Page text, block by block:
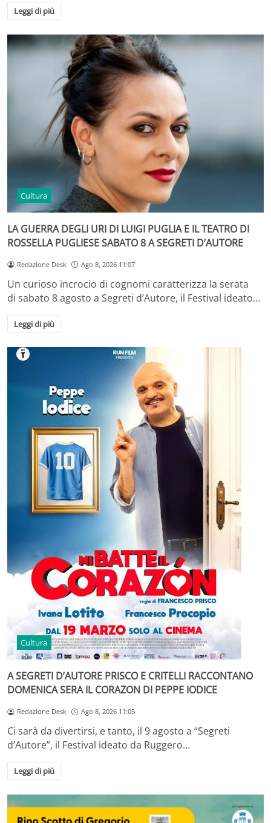
Leggi di più
Cultura
LA GUERRA DEGLI URI DI LUIGI PUGLIA E IL TEATRO DI
ROSSELLA PUGLIESE SABATO 8 A SEGRETI D’AUTORE
Redazione Desk Ago 8, 2026 11:07
Un curioso incrocio di cognomi caratterizza la serata
di sabato 8 agosto a Segreti d’Autore, il Festival ideato…
Leggi di più
Cultura
A SEGRETI D’AUTORE PRISCO E CRITELLI RACCONTANO
DOMENICA SERA IL CORAZON DI PEPPE IODICE
Redazione Desk Ago 8, 2026 11:05
Ci sarà da divertirsi, e tanto, il 9 agosto a “Segreti
d’Autore”, il Festival ideato da Ruggero…
Leggi di più